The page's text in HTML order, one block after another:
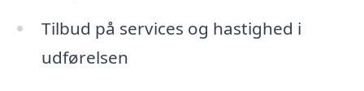
Tilbud på services og hastighed i
udførelsen